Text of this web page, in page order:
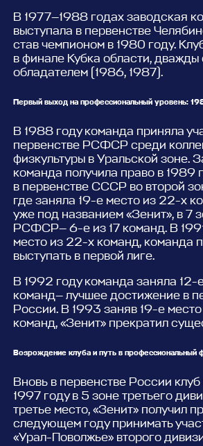
В 1977—1988 годах заводская
выступала в первенстве
став чемпионом в 1980 году.
в финале Кубка области, дважды
обладателем (1986, 1987).
Первый выход на профессиональный уровень:
В 1988 году команда приняла
первенстве РСФСР среди
физкультуры в Уральской зоне.
команда получила право в 1989
в первенстве СССР во второй
где заняла 19-е место из 22-х
уже под названием «Зенит», в 7
РСФСР— 6-е из 17 команд. В
место из 22-х команд, команда
выступать в первой лиге.
В 1992 году команда заняла 12-
команд— лучшее достижение в
России. В 1993 заняв 19-е
команд, «Зенит» прекратил
Возрождение клуба и путь в
Вновь в первенстве России
1997 году в 5 зоне третьего
третье место, «Зенит» получил
следующем году принимать
«Урал-Поволжье» второго